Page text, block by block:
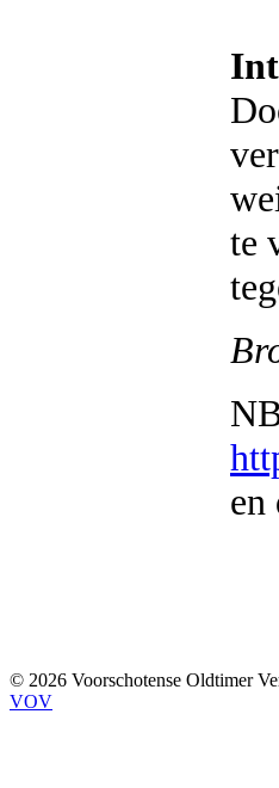
te
en
© 2026 Voorschotense Oldtimer
VOV